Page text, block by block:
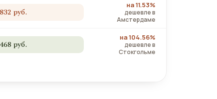
руб.
на 11.53%
дешевле в
Амстердаме
руб.
на 104.56%
дешевле в
Стокгольме